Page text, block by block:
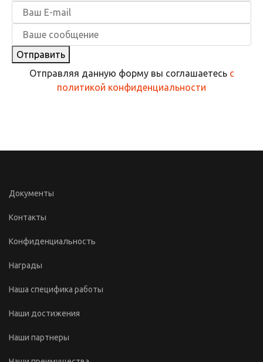
Отправить
Отправляя данную форму вы соглашаетесь с
политикой конфиденциальности
Документы
Контакты
Конфиденциальность
Награды
Наша специфика работы
Наши достижения
Наши партнеры